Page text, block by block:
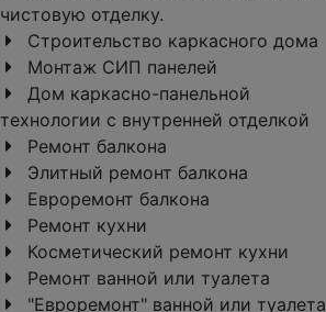
чистовую отделку.
Строительство каркасного дома
Монтаж СИП панелей
Дом каркасно-панельной
технологии с внутренней отделкой
Ремонт балкона
Элитный ремонт балкона
Евроремонт балкона
Ремонт кухни
Косметический ремонт кухни
Ремонт ванной или туалета
"Евроремонт" ванной или туалета